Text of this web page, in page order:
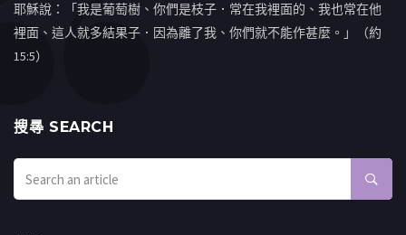
耶穌說：「我是葡萄樹、你們是枝子．常在我裡面的、我也常在他
裡面、這人就多結果子．因為離了我、你們就不能作甚麼。」（約
15:5）
搜㝷 SEARCH